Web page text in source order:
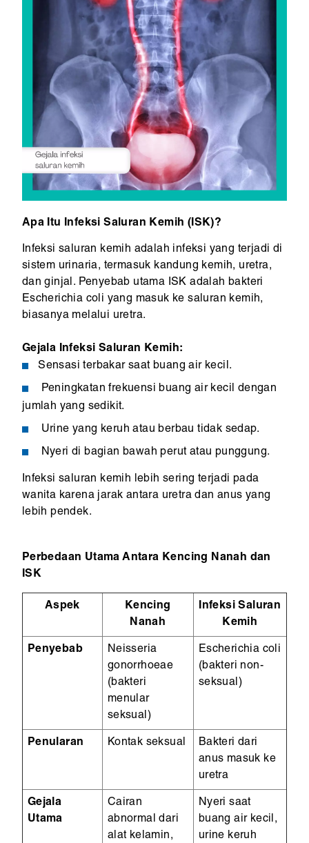
Apa Itu Infeksi Saluran Kemih (ISK)?
Infeksi saluran kemih adalah infeksi yang terjadi di
sistem urinaria, termasuk kandung kemih, uretra,
dan ginjal. Penyebab utama ISK adalah bakteri
Escherichia coli yang masuk ke saluran kemih,
biasanya melalui uretra.
Gejala Infeksi Saluran Kemih:
Sensasi terbakar saat buang air kecil.
Peningkatan frekuensi buang air kecil dengan
jumlah yang sedikit.
Urine yang keruh atau berbau tidak sedap.
Nyeri di bagian bawah perut atau punggung.
Infeksi saluran kemih lebih sering terjadi pada
wanita karena jarak antara uretra dan anus yang
lebih pendek.
Perbedaan Utama Antara Kencing Nanah dan
ISK
Aspek
Kencing
Nanah
Infeksi Saluran
Kemih
Penyebab
Neisseria
gonorrhoeae
(bakteri
menular
seksual)
Escherichia coli
(bakteri non-
seksual)
Penularan Kontak seksual
Bakteri dari
anus masuk ke
uretra
Gejala
Utama
Cairan
abnormal dari
alat kelamin,
Nyeri saat
buang air kecil,
urine keruh